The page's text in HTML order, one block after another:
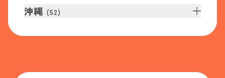
沖縄 (52)